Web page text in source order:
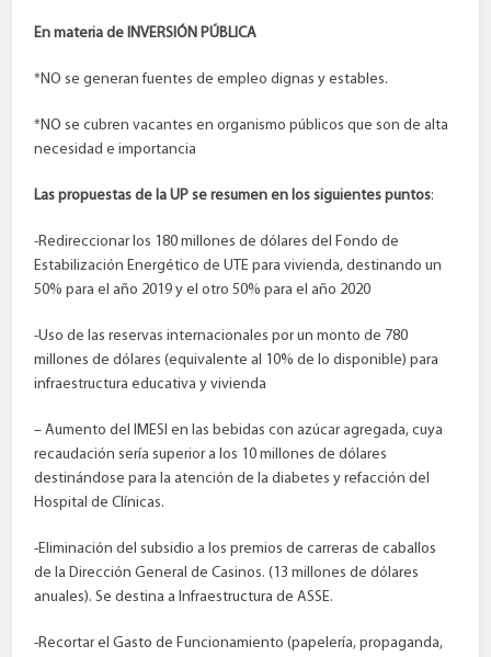
En materia de INVERSIÓN PÚBLICA
*NO se generan fuentes de empleo dignas y estables.
*NO se cubren vacantes en organismo públicos que son de alta
necesidad e importancia
Las propuestas de la UP se resumen en los siguientes puntos:
-Redireccionar los 180 millones de dólares del Fondo de
Estabilización Energético de UTE para vivienda, destinando un
50% para el año 2019 y el otro 50% para el año 2020
-Uso de las reservas internacionales por un monto de 780
millones de dólares (equivalente al 10% de lo disponible) para
infraestructura educativa y vivienda
– Aumento del IMESI en las bebidas con azúcar agregada, cuya
recaudación sería superior a los 10 millones de dólares
destinándose para la atención de la diabetes y refacción del
Hospital de Clínicas.
-Eliminación del subsidio a los premios de carreras de caballos
de la Dirección General de Casinos. (13 millones de dólares
anuales). Se destina a Infraestructura de ASSE.
-Recortar el Gasto de Funcionamiento (papelería, propaganda,